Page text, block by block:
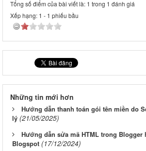
Tổng số điểm của bài viết là: 1 trong 1 đánh giá
Xếp hạng: 1 - 1 phiếu bầu
Những tin mới hơn
Hướng dẫn thanh toán gói tên miền do
lý (21/05/2025)
Hướng dẫn sửa mã HTML trong Blogger
Blogspot (17/12/2024)